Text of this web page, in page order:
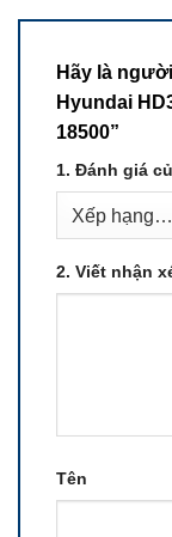
Hãy là
Hyundai
18500”
1. Đánh giá
2. Viết nhận
Tên